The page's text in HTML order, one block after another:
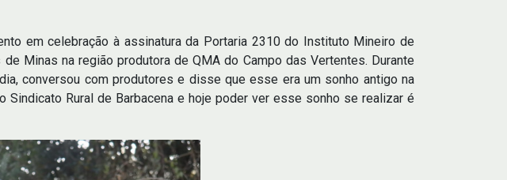
em celebração à assinatura da Portaria 2310 do Instituto Mineiro de
Minas na região produtora de QMA do Campo das Vertentes. Durante
conversou com produtores e disse que esse era um sonho antigo na
Rural de Barbacena e hoje poder ver esse sonho se realizar é